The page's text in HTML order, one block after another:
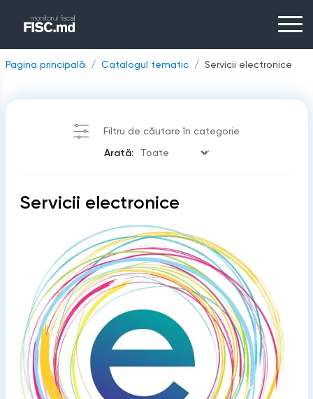
Pagina principală Catalogul tematic Servicii electronice
Filtru de căutare în categorie
Arată:
Servicii electronice